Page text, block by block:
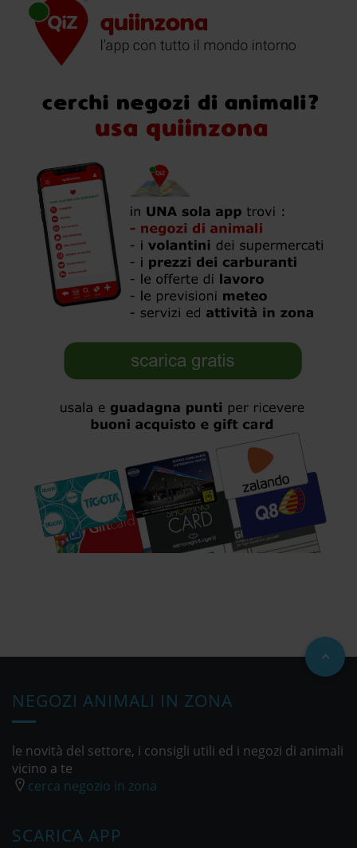
NEGOZI ANIMALI IN ZONA
le novità del settore, i consigli utili ed i negozi di animali
vicino a te
cerca negozio in zona
SCARICA APP